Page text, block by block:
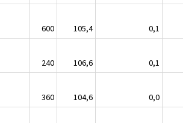
600 105,4 0,1
240 106,6 0,1
360 104,6 0,0